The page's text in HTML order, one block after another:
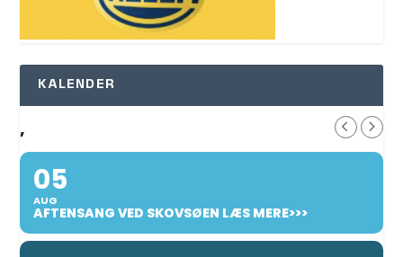
KALENDER
,
05
AUG
AFTENSANG VED SKOVSØEN LÆS MERE>>>